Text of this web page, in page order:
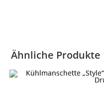
Ähnliche Produkte